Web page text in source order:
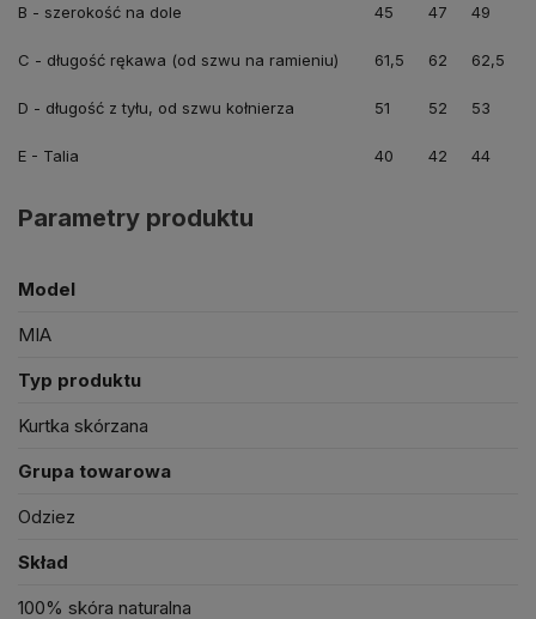
B - szerokość na dole 45 47 49
C - długość rękawa (od szwu na ramieniu) 61,5 62 62,5
D - długość z tyłu, od szwu kołnierza 51 52 53
E - Talia 40 42 44
Parametry produktu
Model
MIA
Typ produktu
Kurtka skórzana
Grupa towarowa
Odziez
Skład
100% skóra naturalna